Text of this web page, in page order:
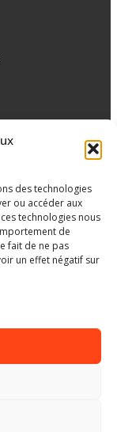
des technologies
ou accéder aux
technologies nous
de
fait de ne pas
un effet négatif sur